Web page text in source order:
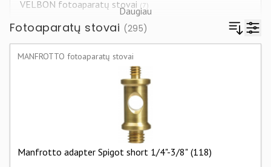
VELBON fotoaparatų stovai (7)
ZHIYUN fotoaparatų stovai (11)
SYRP fotoaparatų stovai
(3)
NEST fotoaparatų stovai(1)
CAMGLOSS fotoaparatų stovai (1)
Daugiau
Fotoaparatų stovai (295)
MANFROTTO fotoaparatų stovai
Manfrotto adapter Spigot short 1/4"-3/8" (118)